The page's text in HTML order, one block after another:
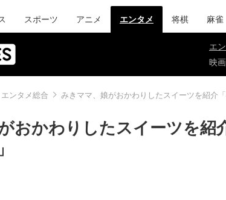
スポーツ アニメ エンタメ 将棋 麻雀
エ
映画
エンタメ総合 みきママ、娘がおかわりしたスイーツを紹介「
おかわりしたスイーツを紹